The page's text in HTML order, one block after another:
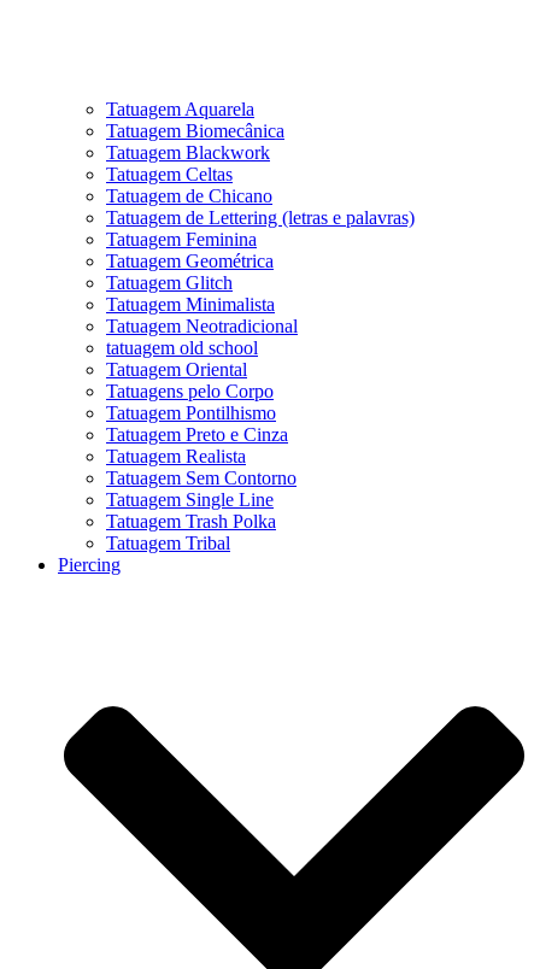
Tatuagem Aquarela
Tatuagem Biomecânica
Tatuagem Blackwork
Tatuagem Celtas
Tatuagem de Chicano
Tatuagem de Lettering (letras e palavras)
Tatuagem Feminina
Tatuagem Geométrica
Tatuagem Glitch
Tatuagem Minimalista
Tatuagem Neotradicional
tatuagem old school
Tatuagem Oriental
Tatuagens pelo Corpo
Tatuagem Pontilhismo
Tatuagem Preto e Cinza
Tatuagem Realista
Tatuagem Sem Contorno
Tatuagem Single Line
Tatuagem Trash Polka
Tatuagem Tribal
Piercing